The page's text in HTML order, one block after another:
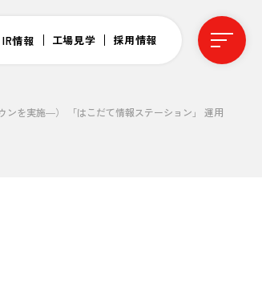
IR情報 工場見学 採用情報
ンを実施―） 「はこだて情報ステーション」 運用